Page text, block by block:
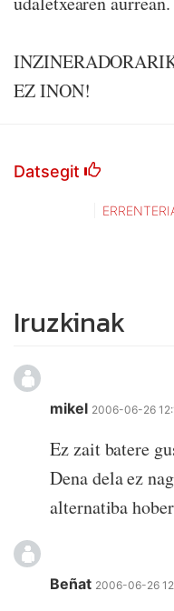
EZ INON!
Datsegit
Iruzkinak
mikel 2006-06-26
Ez zait batere
Dena dela ez
alternatiba
Beñat 2006-06-26